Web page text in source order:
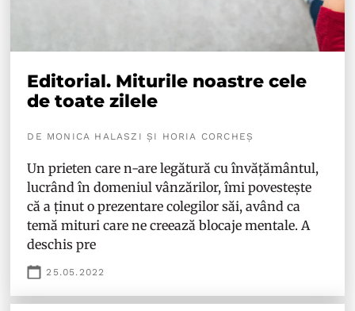
Editorial. Miturile noastre cele
de toate zilele
DE MONICA HALASZI ȘI HORIA CORCHEȘ
Un prieten care n-are legătură cu învățământul,
lucrând în domeniul vânzărilor, îmi povestește
că a ținut o prezentare colegilor săi, având ca
temă mituri care ne creează blocaje mentale. A
deschis pre
25.05.2022